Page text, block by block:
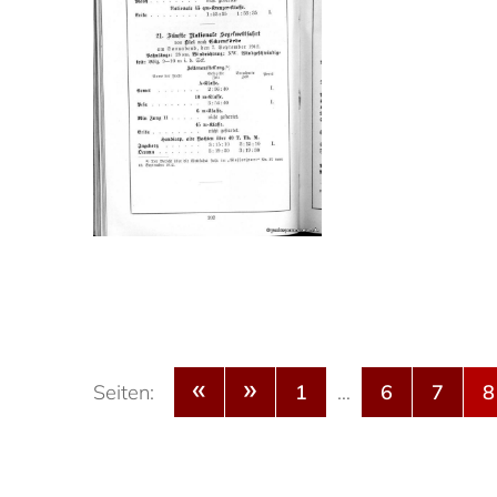
Seiten: « » 1 … 6 7 8